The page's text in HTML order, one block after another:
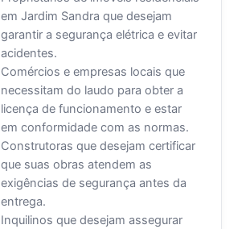
em Jardim Sandra que desejam
garantir a segurança elétrica e evitar
acidentes.
Comércios e empresas locais que
necessitam do laudo para obter a
licença de funcionamento e estar
em conformidade com as normas.
Construtoras que desejam certificar
que suas obras atendem as
exigências de segurança antes da
entrega.
Inquilinos que desejam assegurar